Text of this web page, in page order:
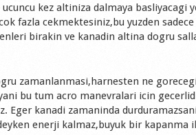
kez altiniza dalmaya
fazla cekmektesiniz,bu yuzden
birakin ve kanadin altina dogru
zamanlanmasi,harnesten ne
bu tum acro manevralari icin
Eger kanadi zamaninda
enerji kalmaz,buyuk bir